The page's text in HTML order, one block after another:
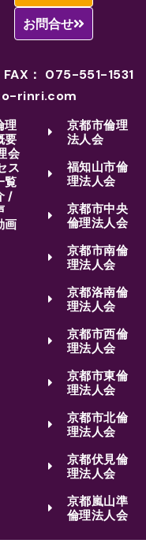
お問合せ
FAX： 075-551-1531
rinri.com
理
要
会
ス
覧
/
画
京都市倫理
法人会
福知山市倫
理法人会
京都市中央
倫理法人会
京都市南倫
理法人会
京都洛南倫
理法人会
京都市西倫
理法人会
京都市東倫
理法人会
京都市北倫
理法人会
京都伏見倫
理法人会
京都嵐山準
倫理法人会